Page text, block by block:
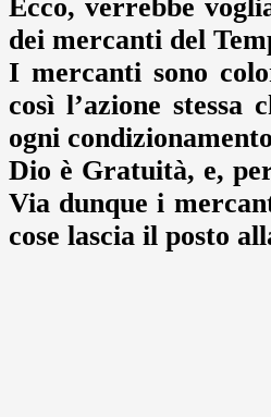
Ecco, verrebbe
dei mercanti del
I mercanti sono
così l’azione
ogni
Dio è Gratuità, e,
Via dunque i
cose lascia il posto